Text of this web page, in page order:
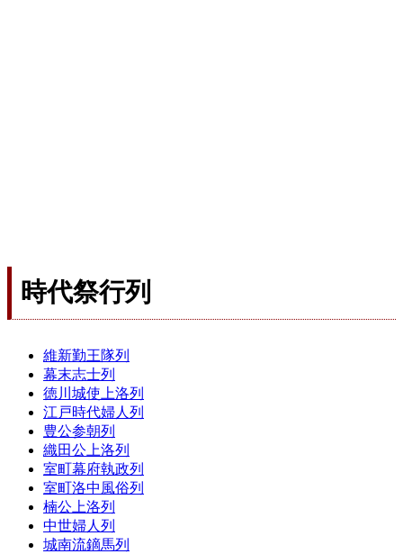
時代祭行列
維新勤王隊列
幕末志士列
徳川城使上洛列
江戸時代婦人列
豊公参朝列
織田公上洛列
室町幕府執政列
室町洛中風俗列
楠公上洛列
中世婦人列
城南流鏑馬列